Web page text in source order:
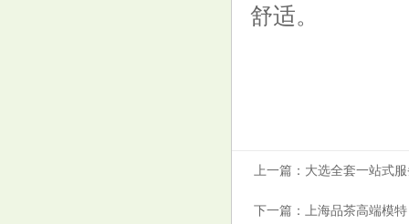
舒适。
上一篇： 大选全套一站式
下一篇： 上海品茶高端模特